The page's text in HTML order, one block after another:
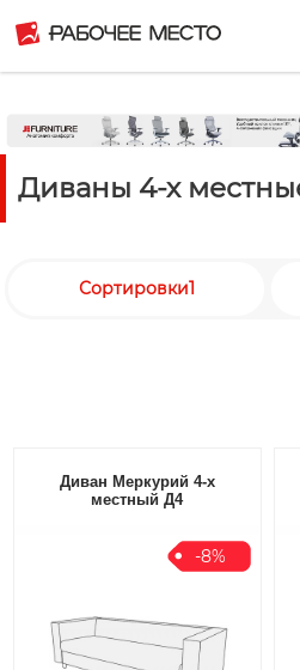
Диваны 4-х
Сортировки1
Диван Меркурий 4-х
местный Д4
-8%